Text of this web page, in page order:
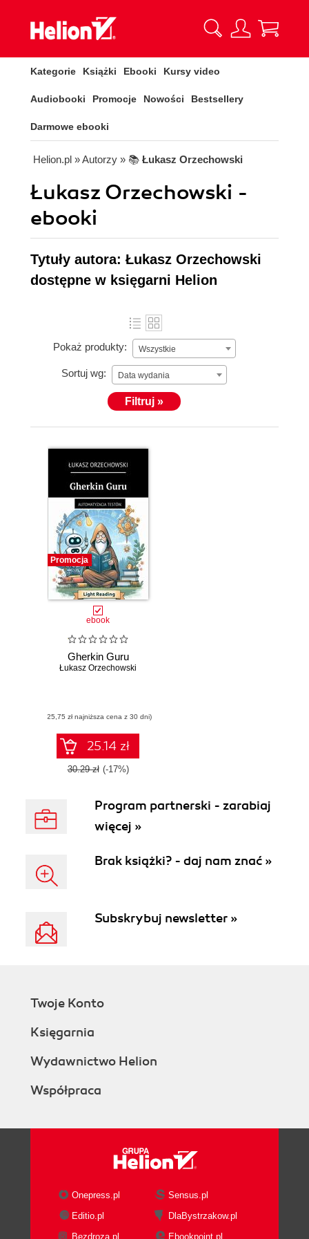
Kategorie Książki Ebooki Kursy video
Audiobooki Promocje Nowości Bestsellery
Darmowe ebooki
Helion.pl » Autorzy » 📚 Łukasz Orzechowski
Łukasz Orzechowski -
ebooki
Tytuły autora: Łukasz Orzechowski
dostępne w księgarni Helion
Pokaż produkty: Wszystkie
Sortuj wg: Data wydania
Filtruj »
Promocja
ebook
Gherkin Guru
Łukasz Orzechowski
(25,75 zł najniższa cena z 30 dni)
25.14 zł
30.29 zł (-17%)
Program partnerski - zarabiaj
więcej »
Brak książki? - daj nam znać »
Subskrybuj newsletter »
Twoje Konto
Księgarnia
Wydawnictwo Helion
Współpraca
Onepress.pl
Sensus.pl
Editio.pl
DlaBystrzakow.pl
Bezdroza.pl
Ebookpoint.pl